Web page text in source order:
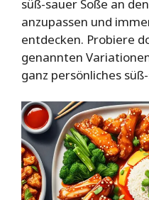
süß-sauer Soße an
anzupassen und
entdecken. Probiere
genannten
ganz persönliches